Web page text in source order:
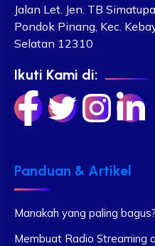
Jalan Let. Jen. TB
Pondok Pinang, Kec.
Selatan 12310
Ikuti Kami di:
Panduan & Artikel
Manakah yang paling
Membuat Radio Streaming